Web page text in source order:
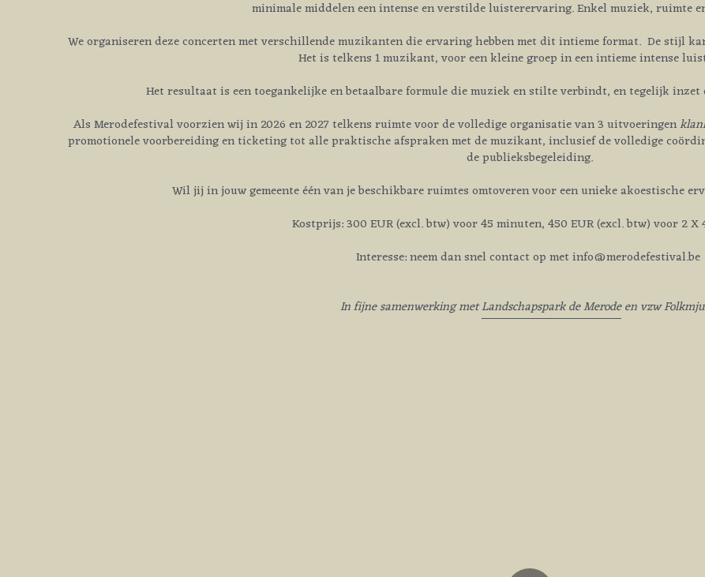
Als Merodefestival voorzien wij in 2026 en 2027 telkens ruimte voor de volledige organisatie van 3 uitvoeringen
de publieksbegeleiding.
Interesse: neem dan snel contact op met info@merodefestival.be
In fijne samenwerking met Landschapspark de Merode en vzw